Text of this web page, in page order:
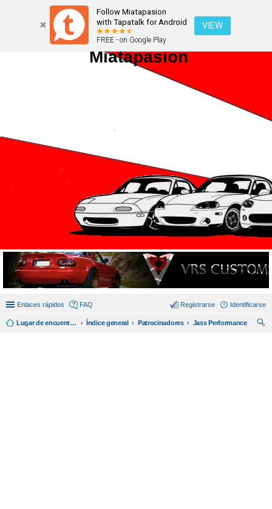
Follow Miatapasion
with Tapatalk for Android
FREE - on Google Play
VIEW
Miatapasion
Enlaces rápidos FAQ Identificarse
Registrarse
Lugar de encuentro en español de amantes del miata/mx5. Índice general Patrocinadores
Jass Performance